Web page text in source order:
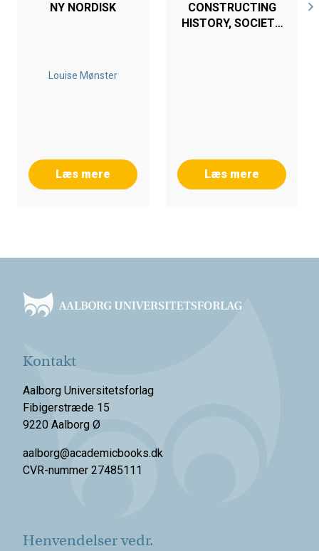
NY NORDISK
Louise Mønster
Læs mere
CONSTRUCTING
HISTORY, SOCIETY
Læs mere
Kontakt
Aalborg Universitetsforlag
Fibigerstræde 15
9220 Aalborg Ø
aalborg@academicbooks.dk
CVR-nummer 27485111
Henvendelser vedr.